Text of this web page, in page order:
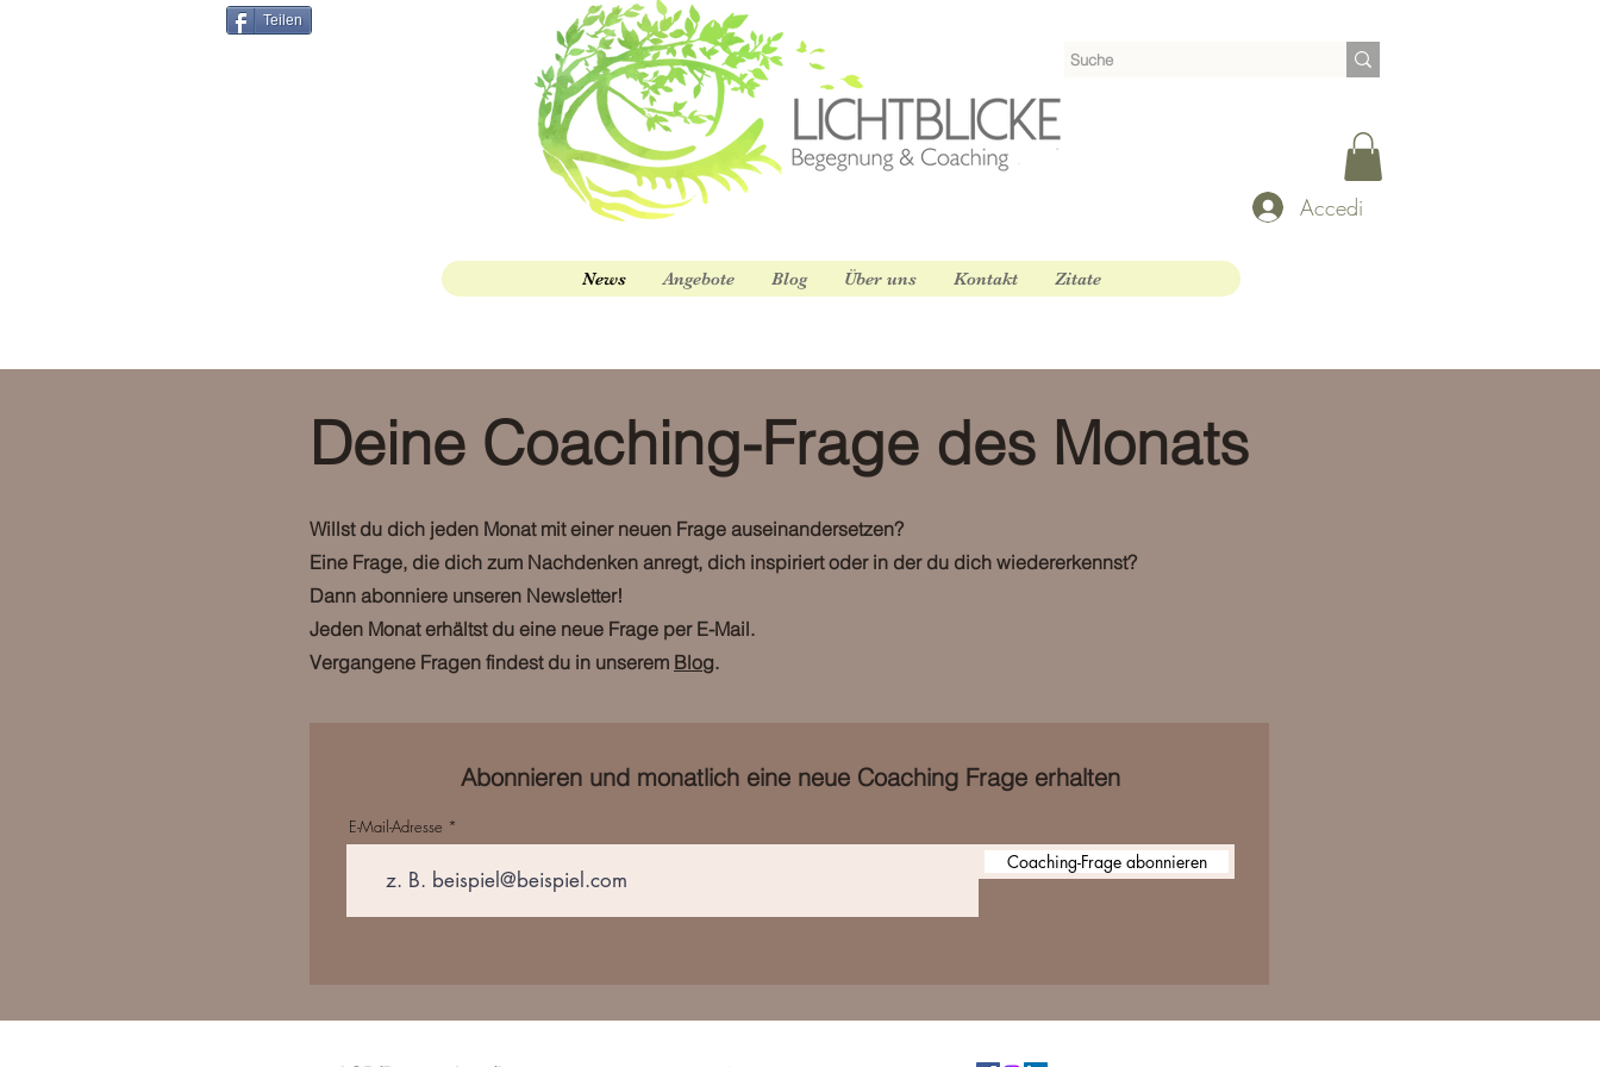
Teilen
Accedi
News Angebote Blog Über uns Kontakt Zitate
Deine Coaching-Frage des Monats
Willst du dich jeden Monat mit einer neuen Frage auseinandersetzen?
Eine Frage, die dich zum Nachdenken anregt, dich inspiriert oder in der du dich wiedererkennst?
Dann abonniere unseren Newsletter!
Jeden Monat erhältst du eine neue Frage per E-Mail.
Vergangene Fragen findest du in unserem Blog.
Abonnieren und monatlich eine neue Coaching Frage erhalten
E-Mail-Adresse
Coaching-Frage abonnieren